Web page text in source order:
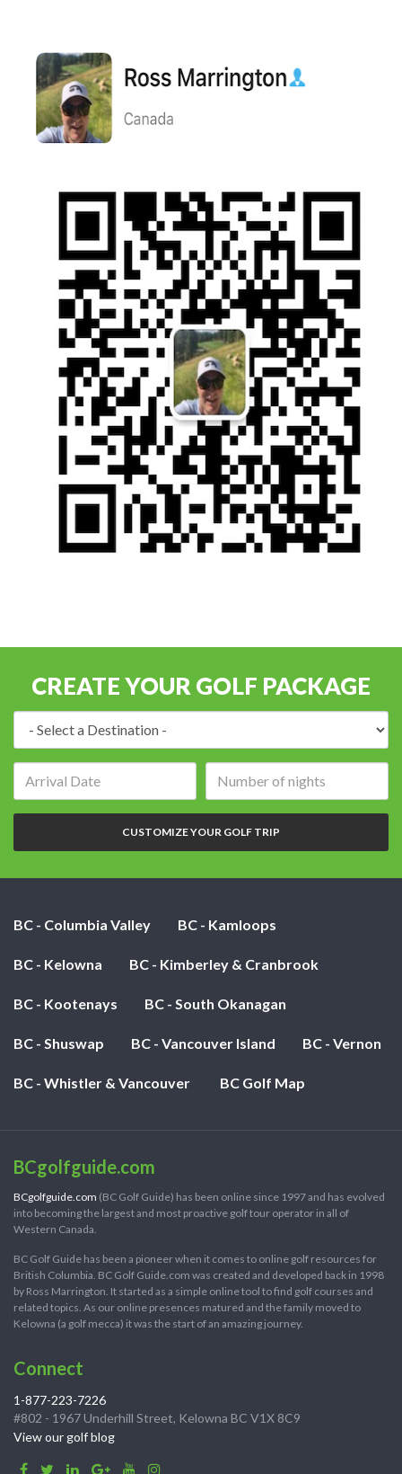
CREATE YOUR GOLF PACKAGE
of
nights:
CUSTOMIZE YOUR GOLF TRIP
BC - Columbia Valley BC - Kamloops
BC - Kelowna BC - Kimberley & Cranbrook
BC - Kootenays BC - South Okanagan
BC - Shuswap BC - Vancouver Island BC - Vernon
BC - Whistler & Vancouver BC Golf Map
BCgolfguide.com
BCgolfguide.com (BC Golf Guide) has been online since 1997 and has evolved
into becoming the largest and most proactive golf tour operator in all of
Western Canada.
BC Golf Guide has been a pioneer when it comes to online golf resources for
British Columbia. BC Golf Guide.com was created and developed back in 1998
by Ross Marrington. It started as a simple online tool to find golf courses and
related topics. As our online presences matured and the family moved to
Kelowna (a golf mecca) it was the start of an amazing journey.
Connect
1-877-223-7226
#802 - 1967 Underhill Street, Kelowna BC V1X 8C9
View our golf blog